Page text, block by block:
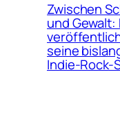
Zwischen
und Gewalt:
seine
Indie-Rock-